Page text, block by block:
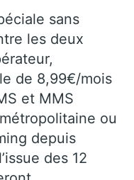
sans
les deux
de 8,99€/mois
et MMS
ou
depuis
des 12